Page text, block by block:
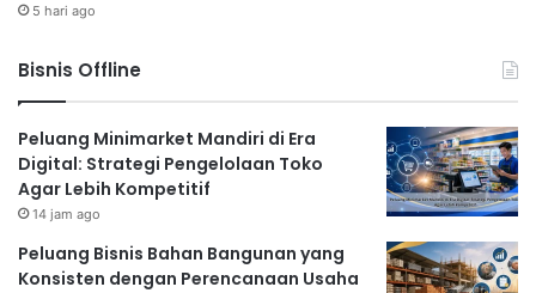
5 hari ago
Bisnis Offline
Peluang Minimarket Mandiri di Era
Digital: Strategi Pengelolaan Toko
Agar Lebih Kompetitif
14 jam ago
Peluang Bisnis Bahan Bangunan yang
Konsisten dengan Perencanaan Usaha